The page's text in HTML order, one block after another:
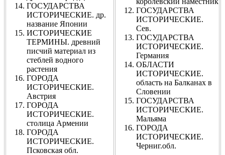
ГОСУДАРСТВА
ИСТОРИЧЕСКИЕ. др.
название Японии
ИСТОРИЧЕСКИЕ
ТЕРМИНЫ. древний
писчий материал из
стеблей водного
растения
ГОРОДА
ИСТОРИЧЕСКИЕ.
Австрия
ГОРОДА
ИСТОРИЧЕСКИЕ.
столица Армении
ГОРОДА
ИСТОРИЧЕСКИЕ.
Псковская обл.
ГОСУДАРСТВА
ИСТОРИЧЕСКИЕ.
Сев.
ГОСУДАРСТВА
ИСТОРИЧЕСКИЕ.
Германия
ОБЛАСТИ
ИСТОРИЧЕСКИЕ.
область на Балканах в
Словении
ГОСУДАРСТВА
ИСТОРИЧЕСКИЕ.
Мальяма
ГОРОДА
ИСТОРИЧЕСКИЕ.
Черниг.обл.